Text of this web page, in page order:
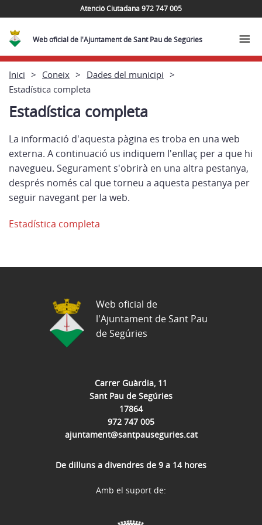
Atenció Ciutadana 972 747 005
Web oficial de l'Ajuntament de Sant Pau de Segúries
Inici Coneix
Dades del municipi
Estadística completa
Estadística completa
La informació d'aquesta pàgina es troba en una web
externa. A continuació us indiquem l'enllaç per a que hi
navegueu. Segurament s'obrirà en una altra pestanya,
després només cal que torneu a aquesta pestanya per
seguir navegant per la web.
Estadística completa
Carrer Guàrdia, 11
Sant Pau de Segúries
17864
972 747 005
ajuntament@santpauseguries.cat
De dilluns a divendres de 9 a 14 hores
Web oficial de
l'Ajuntament de Sant Pau
de Segúries
Amb el suport de: